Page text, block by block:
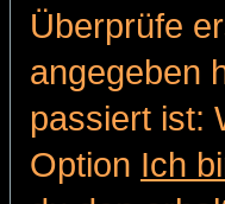
Überprüfe
angegeben
passiert ist:
Option Ich